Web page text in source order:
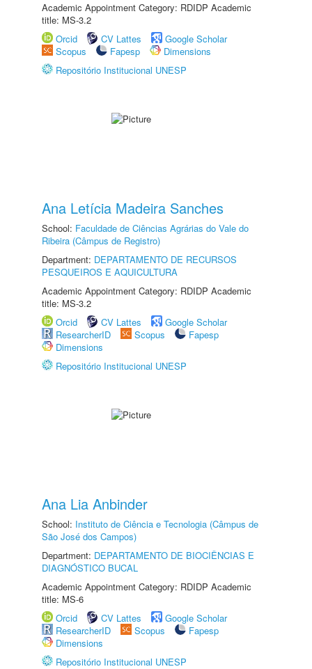
Academic Appointment Category: RDIDP Academic
title: MS-3.2
Orcid
CV Lattes
Google Scholar
Scopus
Fapesp
Dimensions
Repositório Institucional UNESP
Ana Letícia Madeira Sanches
School: Faculdade de Ciências Agrárias do Vale do
Ribeira (Câmpus de Registro)
Department: DEPARTAMENTO DE RECURSOS
PESQUEIROS E AQUICULTURA
Academic Appointment Category: RDIDP Academic
title: MS-3.2
Orcid
CV Lattes
Google Scholar
ResearcherID
Scopus
Fapesp
Dimensions
Repositório Institucional UNESP
Ana Lia Anbinder
School: Instituto de Ciência e Tecnologia (Câmpus de
São José dos Campos)
Department: DEPARTAMENTO DE BIOCIÊNCIAS E
DIAGNÓSTICO BUCAL
Academic Appointment Category: RDIDP Academic
title: MS-6
Orcid
CV Lattes
Google Scholar
ResearcherID
Scopus
Fapesp
Dimensions
Repositório Institucional UNESP